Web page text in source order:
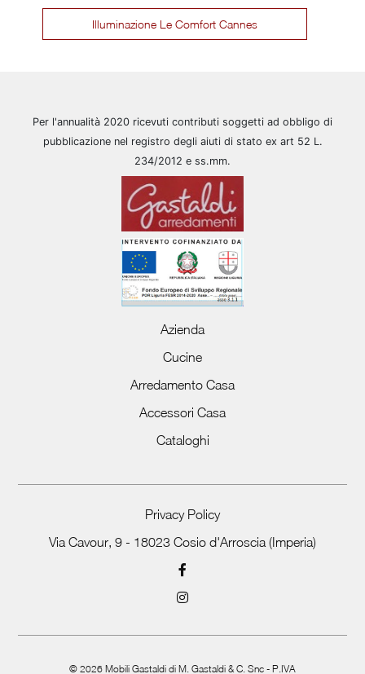
Illuminazione Le Comfort Cannes
Per l'annualità 2020 ricevuti contributi soggetti ad obbligo di
pubblicazione nel registro degli aiuti di stato ex art 52 L.
234/2012 e ss.mm.
Azienda
Cucine
Arredamento Casa
Accessori Casa
Cataloghi
Privacy Policy
Via Cavour, 9 - 18023 Cosio d'Arroscia (Imperia)
© 2026 Mobili Gastaldi di M. Gastaldi & C. Snc - P.IVA